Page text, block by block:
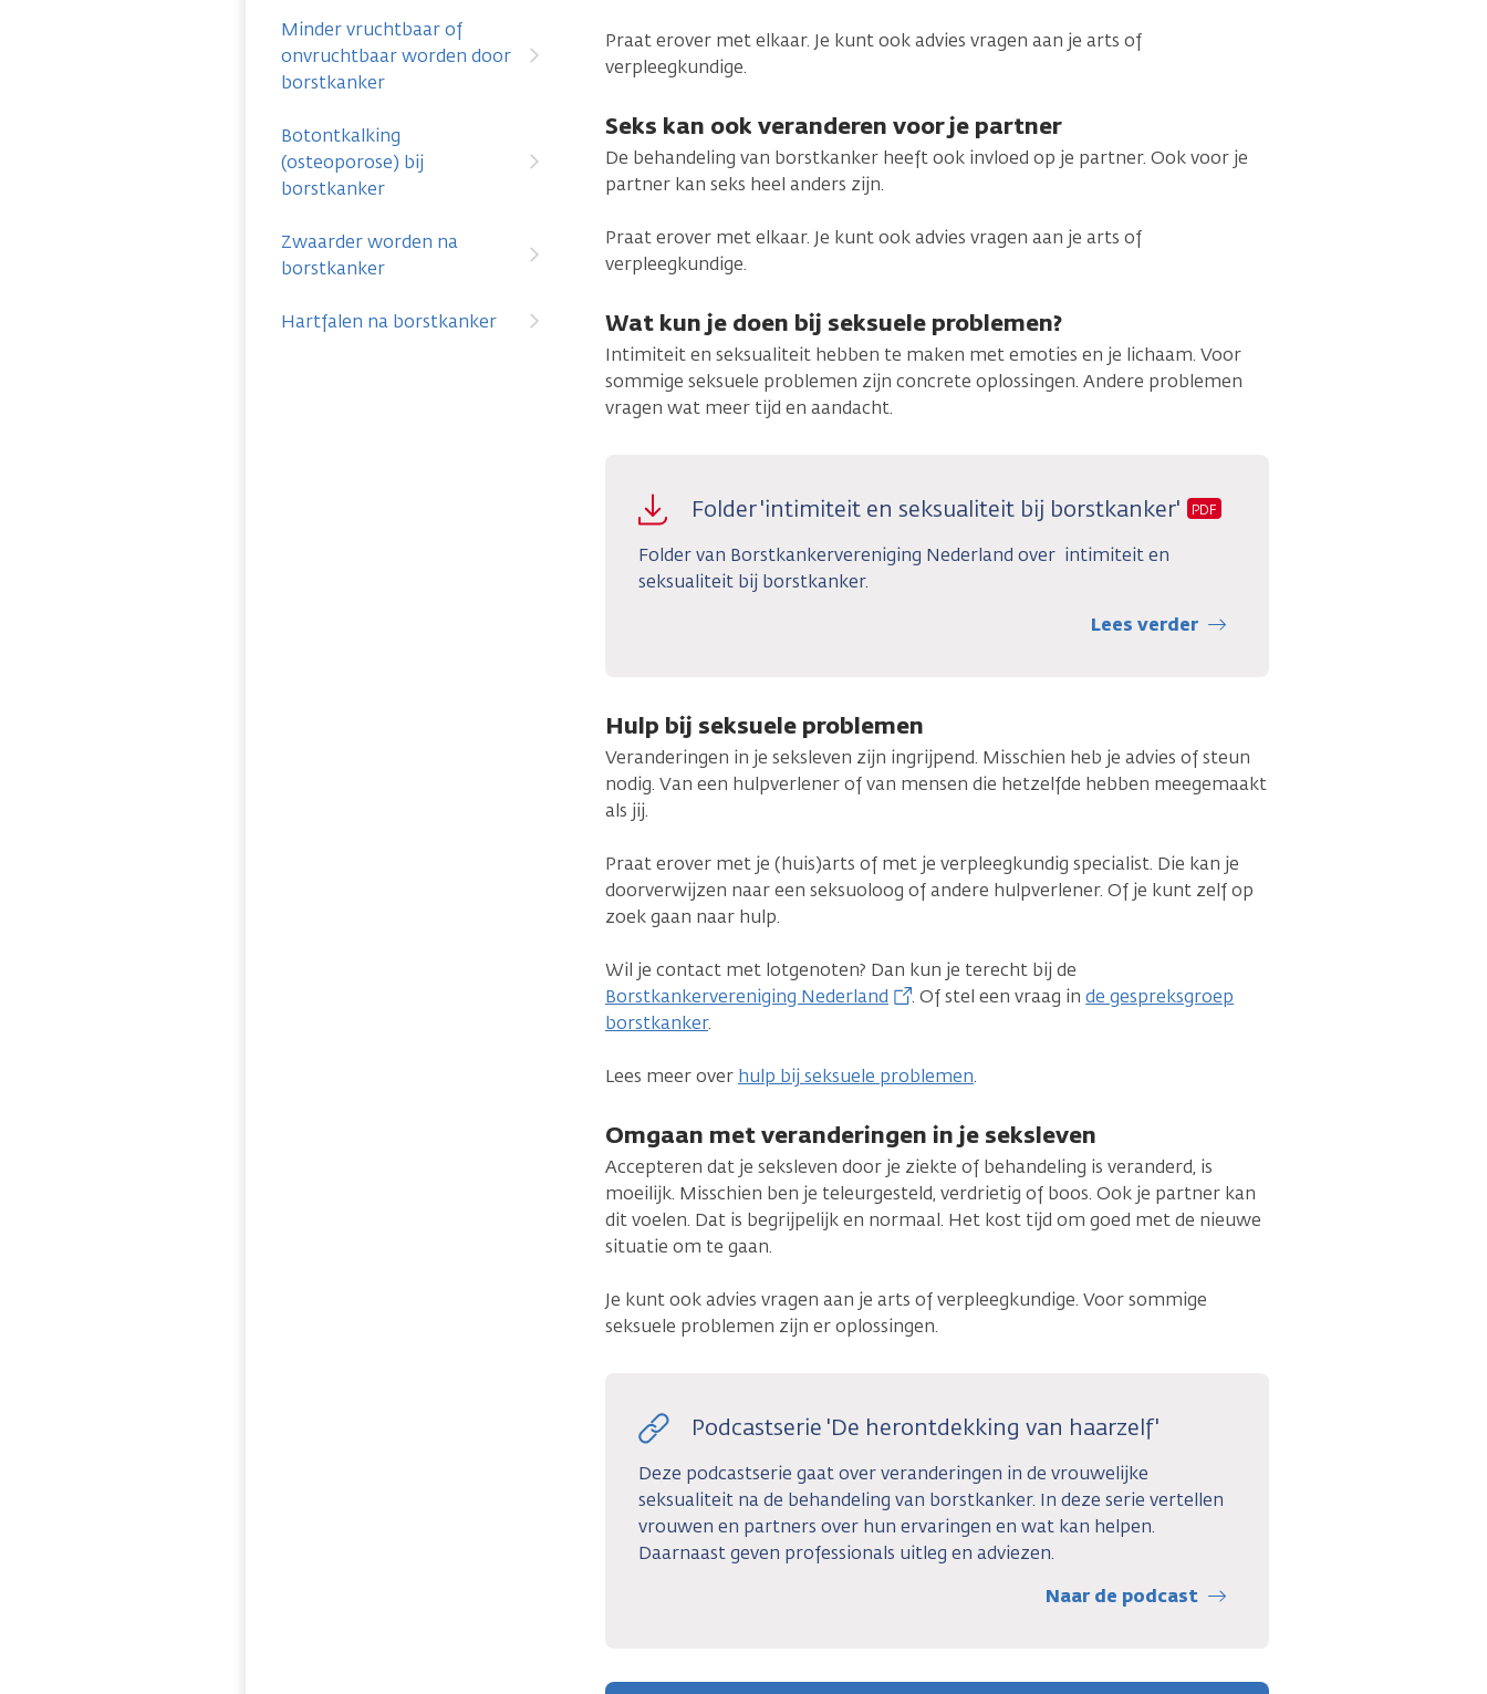
Minder vruchtbaar of
onvruchtbaar worden door
borstkanker
Botontkalking
(osteoporose) bij
borstkanker
Zwaarder worden na
borstkanker
Hartfalen na borstkanker
Praat erover met elkaar. Je kunt ook advies vragen aan je arts of
verpleegkundige.
Seks kan ook veranderen voor je partner
De behandeling van borstkanker heeft ook invloed op je partner. Ook voor je
partner kan seks heel anders zijn.
Praat erover met elkaar. Je kunt ook advies vragen aan je arts of
verpleegkundige.
Wat kun je doen bij seksuele problemen?
Intimiteit en seksualiteit hebben te maken met emoties en je lichaam. Voor
sommige seksuele problemen zijn concrete oplossingen. Andere problemen
vragen wat meer tijd en aandacht.
Folder 'intimiteit en seksualiteit bij borstkanker' PDF
Folder van Borstkankervereniging Nederland over intimiteit en
seksualiteit bij borstkanker.
Lees verder
Hulp bij seksuele problemen
Veranderingen in je seksleven zijn ingrijpend. Misschien heb je advies of steun
nodig. Van een hulpverlener of van mensen die hetzelfde hebben meegemaakt
als jij.
Praat erover met je (huis)arts of met je verpleegkundig specialist. Die kan je
doorverwijzen naar een seksuoloog of andere hulpverlener. Of je kunt zelf op
zoek gaan naar hulp.
Wil je contact met lotgenoten? Dan kun je terecht bij de
Borstkankervereniging Nederland
. Of stel een vraag inde gespreksgroep
borstkanker.
Lees meer over hulp bij seksuele problemen.
Omgaan met veranderingen in je seksleven
Accepteren dat je seksleven door je ziekte of behandeling is veranderd, is
moeilijk. Misschien ben je teleurgesteld, verdrietig of boos. Ook je partner kan
dit voelen. Dat is begrijpelijk en normaal. Het kost tijd om goed met de nieuwe
situatie om te gaan.
Je kunt ook advies vragen aan je arts of verpleegkundige. Voor sommige
seksuele problemen zijn er oplossingen.
Podcastserie 'De herontdekking van haarzelf'
Deze podcastserie gaat over veranderingen in de vrouwelijke
seksualiteit na de behandeling van borstkanker. In deze serie vertellen
vrouwen en partners over hun ervaringen en wat kan helpen.
Daarnaast geven professionals uitleg en adviezen.
Naar de podcast